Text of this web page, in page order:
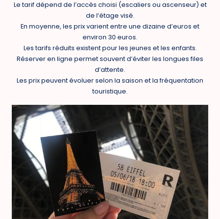
Le tarif dépend de l’accès choisi (escaliers ou ascenseur) et
de l’étage visé.
En moyenne, les prix varient entre une dizaine d’euros et
environ 30 euros.
Les tarifs réduits existent pour les jeunes et les enfants.
Réserver en ligne permet souvent d’éviter les longues files
d’attente.
Les prix peuvent évoluer selon la saison et la fréquentation
touristique.